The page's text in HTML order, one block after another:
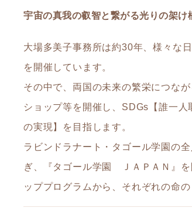
宇宙の真我の叡智と繋がる光りの架け
大場多美子事務所は約30年、様々な
を開催しています。
その中で、両国の未来の繁栄につな
ショップ等を開催し、SDGs【誰一
の実現】を目指します。
ラビンドラナート・タゴール学園の
ぎ、『タゴール学園 ＪＡＰＡＮ』
ッププログラムから、それぞれの命